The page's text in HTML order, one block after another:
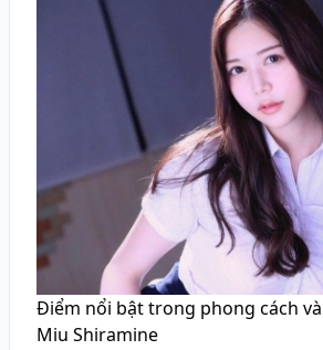
Điểm nổi bật trong phong cách
Miu Shiramine